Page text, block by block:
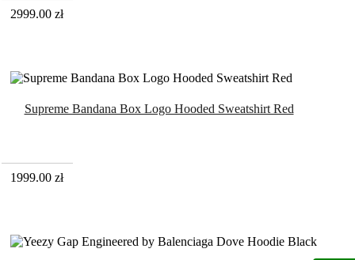
2999.00 zł
Supreme Bandana Box Logo Hooded Sweatshirt Red
1999.00 zł